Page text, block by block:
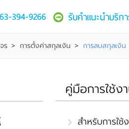
รับคำแนะนำบริก
394-9266
ร > การตั้งค่าสกุลเงิน > การลบสกุลเงิน
คู่มือการใช้ง
สำหรับการใ